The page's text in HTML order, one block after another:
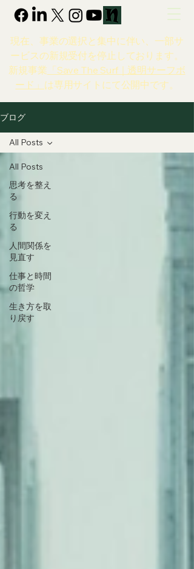
現在、事業の選択と集中に伴い、一部サ
ービスの新規受付を停止しております。
新規事業 「Save The Surf｜透明サーフボ
ード」 は専用サイトにて公開中です。
ブログ
All Posts
思考を整え
る
行動を変え
る
人間関係を
見直す
仕事と時間
の哲学
生き方を取
り戻す
All Posts